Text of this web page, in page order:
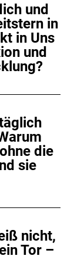
und
in
in Uns
und
die
sie
nicht,
Tor –